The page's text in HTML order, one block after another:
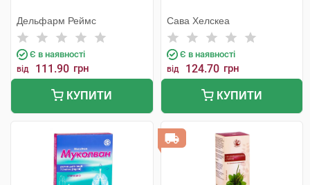
Дельфарм Реймс
Є в наявності
від 111.90 грн
КУПИТИ
Сава Хелскеа
Є в наявності
від 124.70 грн
КУПИТИ